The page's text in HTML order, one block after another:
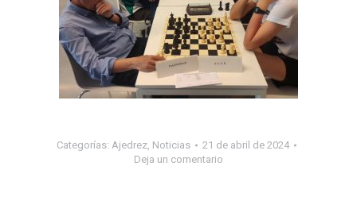
Categorías: Ajedrez, Noticias
21 de abril de 2024
Deja un comentario